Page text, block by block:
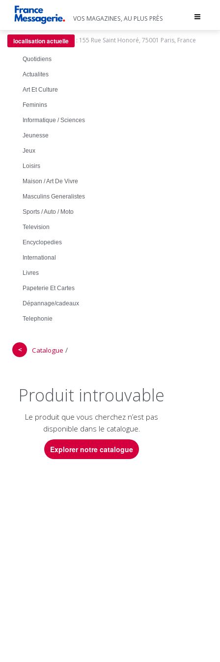
Toggle
VOS MAGAZINES, AU PLUS PRÈS
localisation actuelle : 155 Rue Saint Honoré, 75001 Paris, France
Quotidiens
Actualites
Art Et Culture
Feminins
Informatique / Sciences
Jeunesse
Jeux
Loisirs
Maison / Art De Vivre
Masculins Generalistes
Sports / Auto / Moto
Television
Encyclopedies
International
Livres
Papeterie Et Cartes
Dépannage/cadeaux
Telephonie
＜ Catalogue /
Produit introuvable
Le produit que vous cherchez n’est pas
disponible dans le catalogue.
Explorer notre catalogue